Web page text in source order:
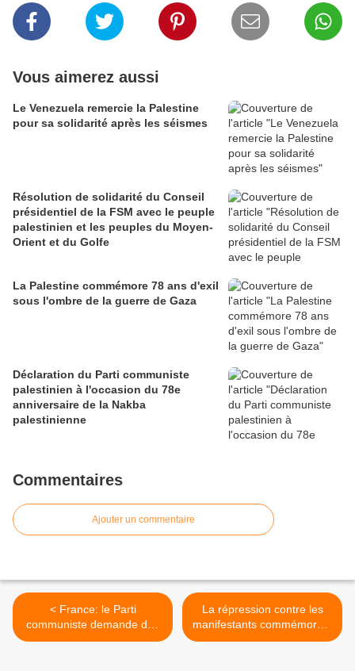
Vous aimerez aussi
Le Venezuela remercie la Palestine
pour sa solidarité après les séismes
Résolution de solidarité du Conseil
présidentiel de la FSM avec le peuple
palestinien et les peuples du Moyen-
Orient et du Golfe
La Palestine commémore 78 ans d'exil
sous l'ombre de la guerre de Gaza
Déclaration du Parti communiste
palestinien à l'occasion du 78e
anniversaire de la Nakba
palestinienne
Commentaires
Ajouter un commentaire
< France: le Parti
communiste demande des
"excuses publiques" à
La répression contre les
manifestants commémorant
l’accident du ferry « Sewol »